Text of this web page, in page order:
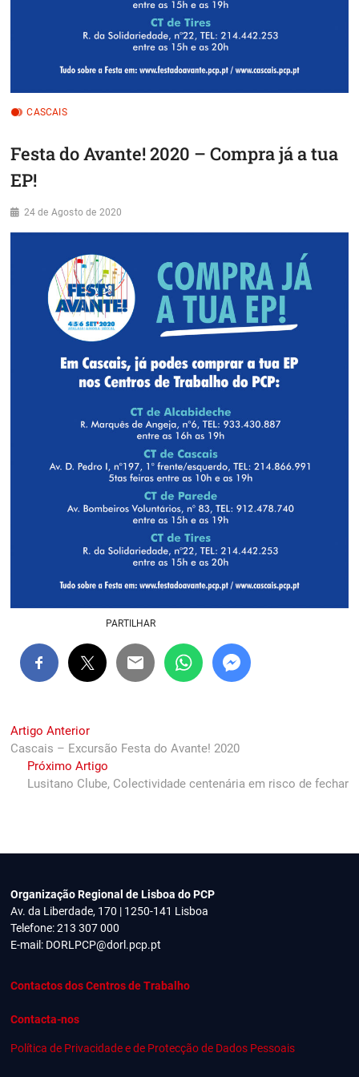
CASCAIS
Festa do Avante! 2020 – Compra já a tua
EP!
24 de Agosto de 2020
PARTILHAR
Navegação
de
artigos
Artigo AnteriorPrevious
post:
Cascais – Excursão Festa do Avante! 2020
Próximo ArtigoNext
post:
Lusitano Clube, Colectividade centenária em risco de fechar
Organização Regional de Lisboa do PCP
Av. da Liberdade, 170 | 1250-141 Lisboa
Telefone: 213 307 000
E-mail: DORLPCP@dorl.pcp.pt
Contactos dos Centros de Trabalho
Contacta-nos
Política de Privacidade e de Protecção de Dados Pessoais